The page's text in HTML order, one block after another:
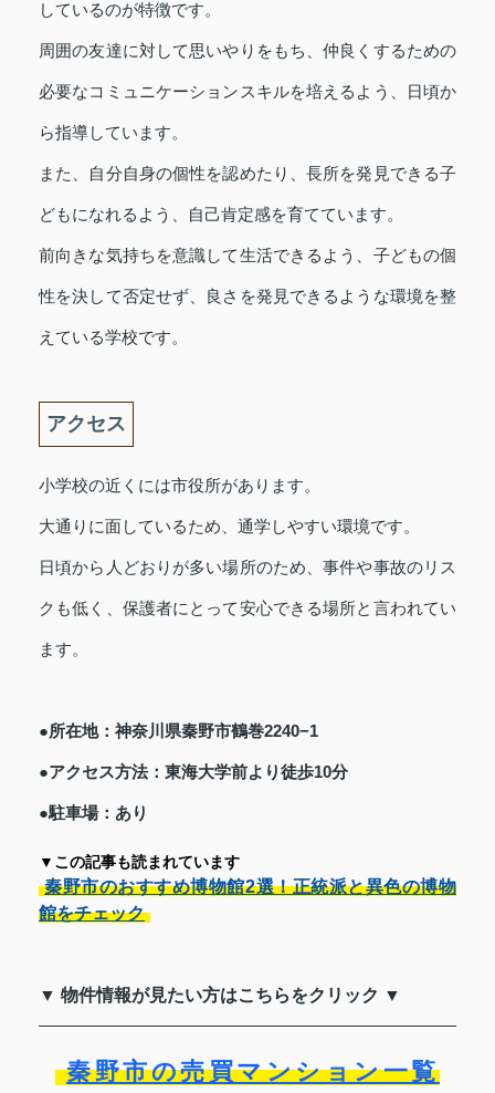
しているのが特徴です。
周囲の友達に対して思いやりをもち、仲良くするための
必要なコミュニケーションスキルを培えるよう、日頃か
ら指導しています。
また、自分自身の個性を認めたり、長所を発見できる子
どもになれるよう、自己肯定感を育てています。
前向きな気持ちを意識して生活できるよう、子どもの個
性を決して否定せず、良さを発見できるような環境を整
えている学校です。
アクセス
小学校の近くには市役所があります。
大通りに面しているため、通学しやすい環境です。
日頃から人どおりが多い場所のため、事件や事故のリス
クも低く、保護者にとって安心できる場所と言われてい
ます。
●所在地：神奈川県秦野市鶴巻2240−1
●アクセス方法：東海大学前より徒歩10分
●駐車場：あり
▼この記事も読まれています
秦野市のおすすめ博物館2選！正統派と異色の博物
館をチェック
▼ 物件情報が見たい方はこちらをクリック ▼
秦野市の売買マンション一覧